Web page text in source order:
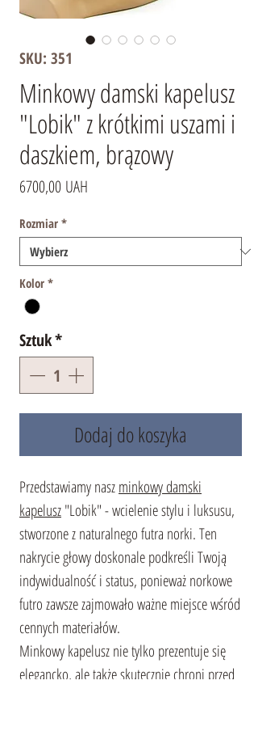
SKU: 351
Minkowy damski kapelusz
"Lobik" z krótkimi uszami i
daszkiem, brązowy
6700,00 UAH
Rozmiar *
Kolor *
Sztuk*
Dodaj do koszyka
Przedstawiamy naszminkowy damski
kapelusz"Lobik" - wcielenie stylu i luksusu,
stworzone z naturalnego futra norki. Ten
nakrycie głowy doskonale podkreśli Twoją
indywidualność i status, ponieważ norkowe
futro zawsze zajmowało ważne miejsce wśród
cennych materiałów.
Minkowy kapelusz nie tylko prezentuje się
elegancko, ale także skutecznie chroni przed